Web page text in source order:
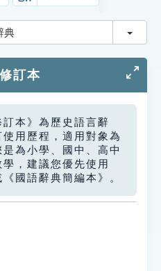
典 切換
訂本
訂本》為歷史語言辭
用歷程，適用對象為
為小學、國中、高中
學，建議您優先使用
《國語辭典簡編本》。